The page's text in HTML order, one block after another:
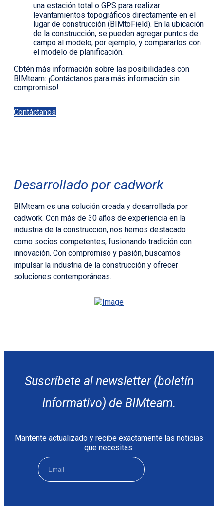
una estación total o GPS para realizar
levantamientos topográficos directamente en el
lugar de construcción (BIMtoField). En la ubicación
de la construcción, se pueden agregar puntos de
campo al modelo, por ejemplo, y compararlos con
el modelo de planificación.
Obtén más información sobre las posibilidades con
BIMteam: ¡Contáctanos para más información sin
compromiso!
Contáctanos
Desarrollado por cadwork
BIMteam es una solución creada y desarrollada por
cadwork. Con más de 30 años de experiencia en la
industria de la construcción, nos hemos destacado
como socios competentes, fusionando tradición con
innovación. Con compromiso y pasión, buscamos
impulsar la industria de la construcción y ofrecer
soluciones contemporáneas.
Suscríbete al newsletter (boletín
informativo) de BIMteam.
Mantente actualizado y recibe exactamente las noticias
que necesitas.